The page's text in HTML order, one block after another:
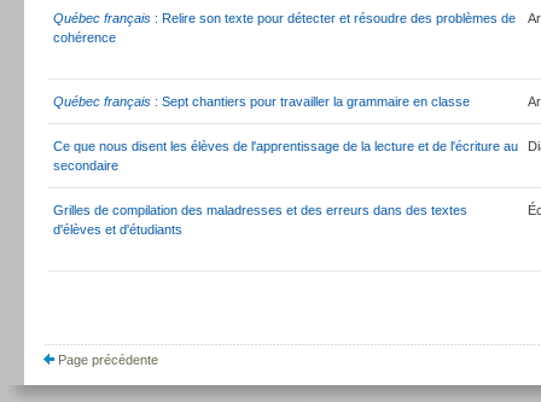
Québec français : Relire son texte pour détecter et résoudre des problèmes de
cohérence
Québec français : Sept chantiers pour travailler la grammaire en classe
Ce que nous disent les élèves de l'apprentissage de la lecture et de l'écriture au
secondaire
Grilles de compilation des maladresses et des erreurs dans des textes
d'élèves et d'étudiants
Page précédente